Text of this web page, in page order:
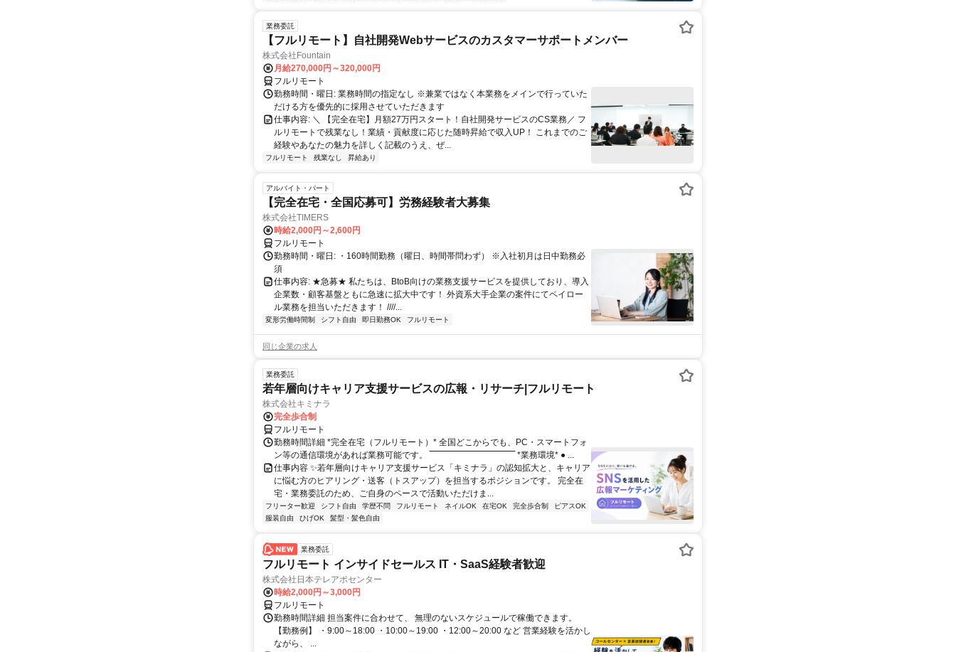
業務委託
【フルリモート】自社開発Webサービスのカスタマーサポートメンバー
株式会社Fountain
月給270,000円～320,000円
フルリモート
勤務時間・曜日: 業務時間の指定なし ※兼業ではなく本業務をメインで行っていた
だける方を優先的に採用させていただきます
仕事内容: ＼ 【完全在宅】月額27万円スタート！自社開発サービスのCS業務／ フ
ルリモートで残業なし！業績・貢献度に応じた随時昇給で収入UP！ これまでのご
経験やあなたの魅力を詳しく記載のうえ、ぜ...
フルリモート 残業なし 昇給あり
アルバイト・パート
【完全在宅・全国応募可】労務経験者大募集
株式会社TIMERS
時給2,000円～2,600円
フルリモート
勤務時間・曜日: ・160時間勤務（曜日、時間帯問わず） ※入社初月は日中勤務必
須
仕事内容: ★急募★ 私たちは、BtoB向けの業務支援サービスを提供しており、導入
企業数・顧客基盤ともに急速に拡大中です！ 外資系大手企業の案件にてペイロー
ル業務を担当いただきます！ ////...
変形労働時間制 シフト自由 即日勤務OK フルリモート
同じ企業の求人
業務委託
若年層向けキャリア支援サービスの広報・リサーチ|フルリモート
株式会社キミナラ
完全歩合制
フルリモート
勤務時間詳細 *完全在宅（フルリモート）* 全国どこからでも、PC・スマートフォ
ン等の通信環境があれば業務可能です。 ‾‾‾‾‾‾‾‾‾‾‾‾‾‾‾‾‾‾‾‾‾‾‾‾‾‾‾‾‾‾ *業務環境* ● ...
仕事内容 ✨若年層向けキャリア支援サービス「キミナラ」の認知拡大と、キャリア
に悩む方のヒアリング・送客（トスアップ）を担当するポジションです。 完全在
宅・業務委託のため、ご自身のペースで活動いただけま...
フリーター歓迎 シフト自由 学歴不問 フルリモート ネイルOK 在宅OK 完全歩合制
ピアスOK
服装自由
ひげOK 髪型・髪色自由
業務委託
フルリモート インサイドセールス IT・SaaS経験者歓迎
株式会社日本テレアポセンター
時給2,000円～3,000円
フルリモート
勤務時間詳細 担当案件に合わせて、 無理のないスケジュールで稼働できます。
【勤務例】 ・9:00～18:00 ・10:00～19:00 ・12:00～20:00 など 営業経験を活かし
ながら、 ...